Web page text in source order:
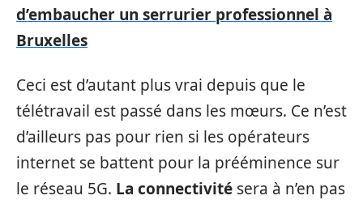
d’embaucher un serrurier professionnel à
Bruxelles
Ceci est d’autant plus vrai depuis que le
télétravail est passé dans les mœurs. Ce n’est
d’ailleurs pas pour rien si les opérateurs
internet se battent pour la prééminence sur
le réseau 5G. La connectivité sera à n’en pas